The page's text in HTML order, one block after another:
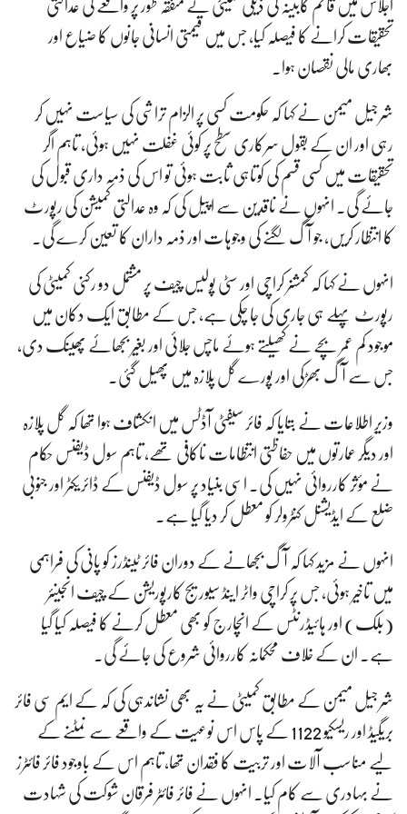
اجلاس میں قائم کابینہ کی ذیلی کمیٹی نے متفقہ طور پر واقعے کی عدالتی
تحقیقات کرانے کا فیصلہ کیا، جس میں قیمتی انسانی جانوں کا ضیاع اور
بھاری مالی نقصان ہوا۔
شرجیل میمن نے کہا کہ حکومت کسی پر الزام تراشی کی سیاست نہیں کر
رہی اور ان کے بقول سرکاری سطح پر کوئی غفلت نہیں ہوئی، تاہم اگر
تحقیقات میں کسی قسم کی کوتاہی ثابت ہوئی تو اس کی ذمہ داری قبول کی
جائے گی۔ انہوں نے ناقدین سے اپیل کی کہ وہ عدالتی کمیشن کی رپورٹ
کا انتظار کریں، جو آگ لگنے کی وجوہات اور ذمہ داران کا تعین کرے گی۔
انہوں نے کہا کہ کمشنر کراچی اور سٹی پولیس چیف پر مشتمل دو رکنی کمیٹی کی
رپورٹ پہلے ہی جاری کی جا چکی ہے، جس کے مطابق ایک دکان میں
موجود کم عمر بچے نے کھیلتے ہوئے ماچس جلائی اور بغیر بجھائے پھینک دی،
جس سے آگ بھڑکی اور پورے گل پلازہ میں پھیل گئی۔
وزیرِ اطلاعات نے بتایا کہ فائر سیفٹی آڈٹس میں انکشاف ہوا تھا کہ گل پلازہ
اور دیگر عمارتوں میں حفاظتی انتظامات ناکافی تھے، تاہم سول ڈیفنس حکام
نے مؤثر کارروائی نہیں کی۔ اسی بنیاد پر سول ڈیفنس کے ڈائریکٹر اور جنوبی
ضلع کے ایڈیشنل کنٹرولر کو معطل کر دیا گیا ہے۔
انہوں نے مزید کہا کہ آگ بجھانے کے دوران فائر ٹینڈرز کو پانی کی فراہمی
میں تاخیر ہوئی، جس پر کراچی واٹر اینڈ سیوریج کارپوریشن کے چیف انجینئر
(بلک) اور ہائیڈرنٹس کے انچارج کو بھی معطل کرنے کا فیصلہ کیا گیا
ہے۔ ان کے خلاف محکمانہ کارروائی شروع کی جائے گی۔
شرجیل میمن کے مطابق کمیٹی نے یہ بھی نشاندہی کی کہ کے ایم سی فائر
بریگیڈ اور ریسکیو 1122 کے پاس اس نوعیت کے واقعے سے نمٹنے کے
لیے مناسب آلات اور تربیت کا فقدان تھا، تاہم اس کے باوجود فائر فائٹرز
نے بہادری سے کام کیا۔ انہوں نے فائر فائٹر فرقان شوکت کی شہادت